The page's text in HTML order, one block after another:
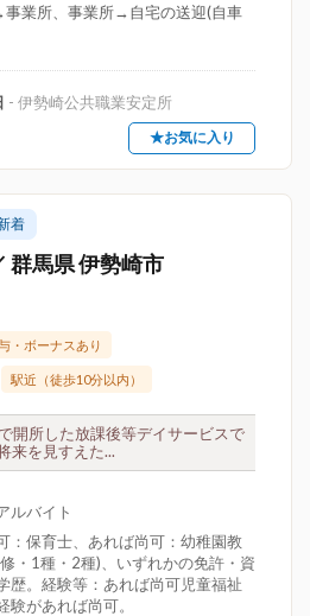
業所、事業所→自宅の送迎(自車
- 伊勢崎公共職業安定所
★お気に入り
着
群馬県 伊勢崎市
・ボーナスあり
駅近（徒歩10分以内）
開所した放課後等デイサービスで
来を見すえた...
ルバイト
：保育士、あれば尚可：幼稚園教
・1種・2種)、いずれかの免許・資
歴。経験等：あれば尚可児童福祉
験があれば尚可。